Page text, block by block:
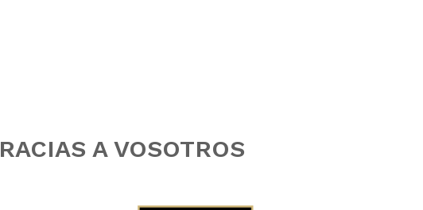
A VOSOTROS